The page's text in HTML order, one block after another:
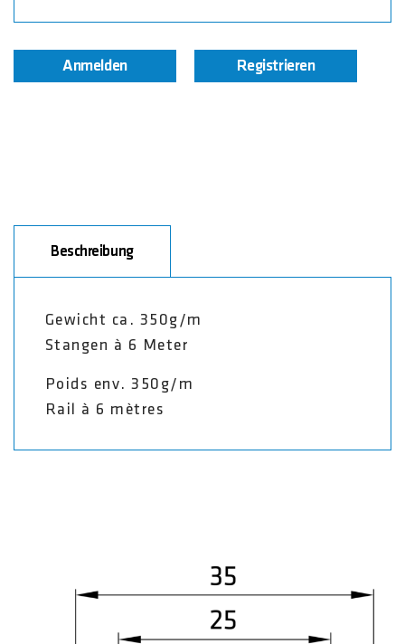
Anmelden Registrieren
Beschreibung
Gewicht ca. 350g/m
Stangen à 6 Meter
Poids env. 350g/m
Rail à 6 mètres